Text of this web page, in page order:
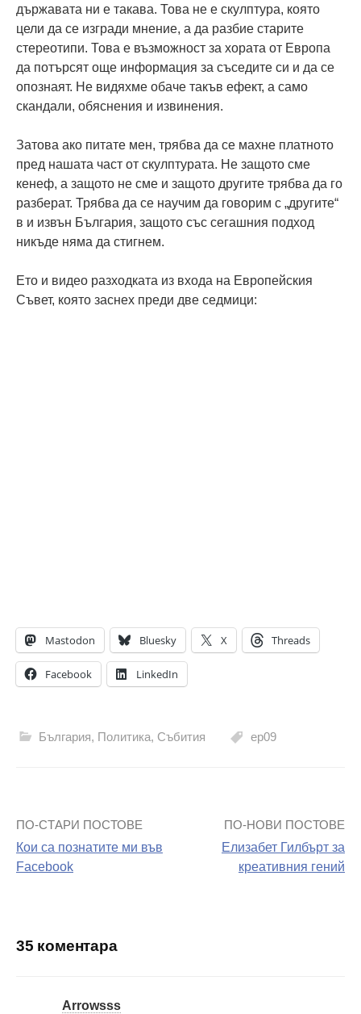
държавата ни е такава. Това не е скулптура, която
цели да се изгради мнение, а да разбие старите
стереотипи. Това е възможност за хората от Европа
да потърсят още информация за съседите си и да се
опознаят. Не видяхме обаче такъв ефект, а само
скандали, обяснения и извинения.
Затова ако питате мен, трябва да се махне платното
пред нашата част от скулптурата. Не защото сме
кенеф, а защото не сме и защото другите трябва да го
разберат. Трябва да се научим да говорим с „другите“
в и извън България, защото със сегашния подход
никъде няма да стигнем.
Ето и видео разходката из входа на Европейския
Съвет, която заснех преди две седмици:
Mastodon Bluesky X Threads
Facebook LinkedIn
България, Политика, Събития ep09
Навигация
на
ПО-СТАРИ ПОСТОВЕ
Кои са познатите ми във
Facebook
ПО-НОВИ ПОСТОВЕ
Елизабет Гилбърт за
креативния гений
35 коментара
Arrowsss